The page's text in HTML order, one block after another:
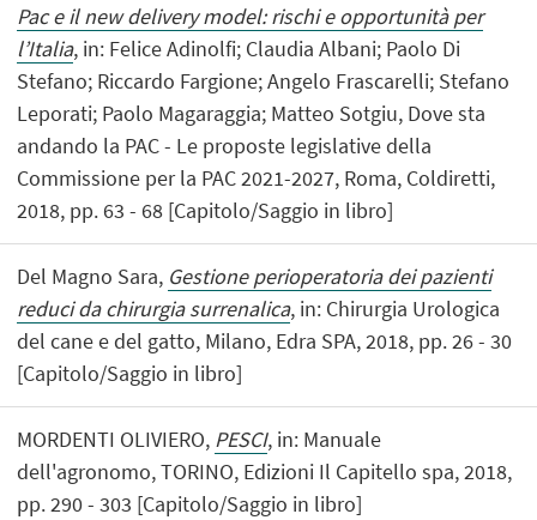
Pac e il new delivery model: rischi e opportunità per
l’Italia, in: Felice Adinolfi; Claudia Albani; Paolo Di
Stefano; Riccardo Fargione; Angelo Frascarelli; Stefano
Leporati; Paolo Magaraggia; Matteo Sotgiu, Dove sta
andando la PAC - Le proposte legislative della
Commissione per la PAC 2021-2027, Roma, Coldiretti,
2018, pp. 63 - 68 [Capitolo/Saggio in libro]
Del Magno Sara, Gestione perioperatoria dei pazienti
reduci da chirurgia surrenalica, in: Chirurgia Urologica
del cane e del gatto, Milano, Edra SPA, 2018, pp. 26 - 30
[Capitolo/Saggio in libro]
MORDENTI OLIVIERO, PESCI, in: Manuale
dell'agronomo, TORINO, Edizioni Il Capitello spa, 2018,
pp. 290 - 303 [Capitolo/Saggio in libro]